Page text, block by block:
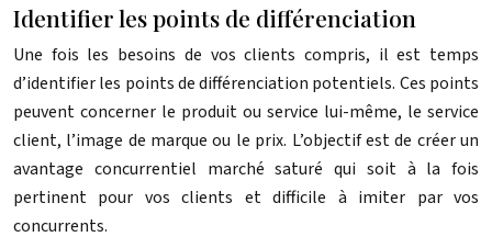
Identifier les points de différenciation
Une fois les besoins de vos clients compris, il est temps
d’identifier les points de différenciation potentiels. Ces points
peuvent concerner le produit ou service lui-même, le service
client, l’image de marque ou le prix. L’objectif est de créer un
avantage concurrentiel marché saturé qui soit à la fois
pertinent pour vos clients et difficile à imiter par vos
concurrents.